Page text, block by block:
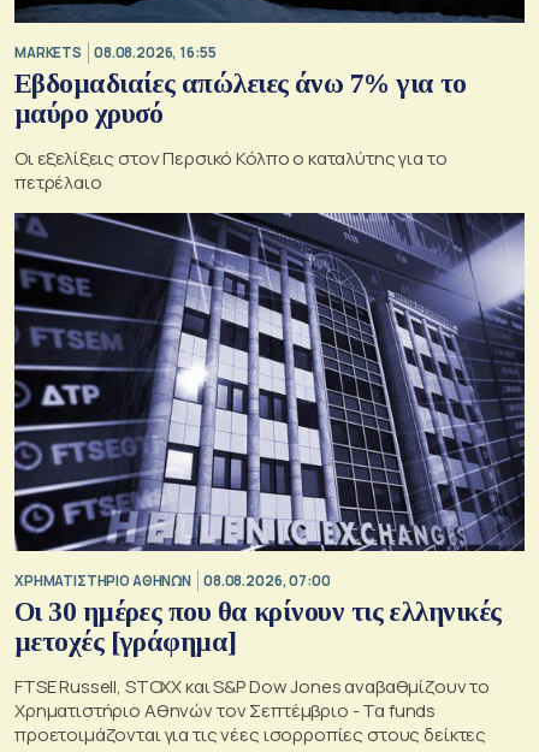
MARKETS 08.08.2026, 16:55
Εβδομαδιαίες απώλειες άνω 7% για το
μαύρο χρυσό
Οι εξελίξεις στον Περσικό Κόλπο ο καταλύτης για το
πετρέλαιο
XΡΗΜΑΤΙΣΤΗΡΙΟ ΑΘΗΝΩΝ 08.08.2026, 07:00
Οι 30 ημέρες που θα κρίνουν τις ελληνικές
μετοχές [γράφημα]
FTSE Russell, STOXX και S&P Dow Jones αναβαθμίζουν το
Χρηματιστήριο Αθηνών τον Σεπτέμβριο - Τα funds
προετοιμάζονται για τις νέες ισορροπίες στους δείκτες